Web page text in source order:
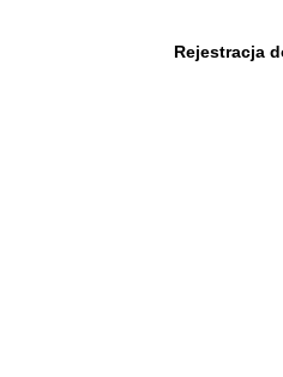
Rejestracja